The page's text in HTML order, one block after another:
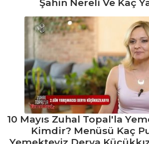
Şahin Nereli Ve Kaç
10 Mayıs Zuhal Topal'la
Kimdir? Menüsü Kaç